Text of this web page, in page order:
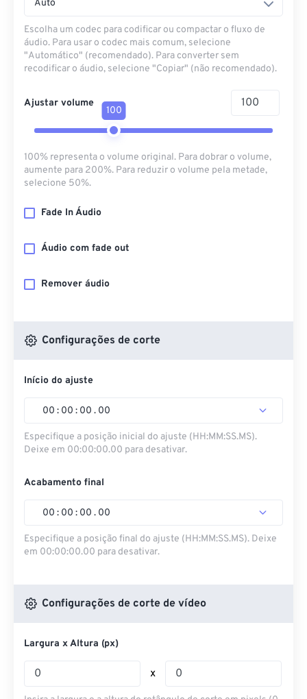
Auto
Escolha um codec para codificar ou compactar o fluxo de
áudio. Para usar o codec mais comum, selecione
"Automático" (recomendado). Para converter sem
recodificar o áudio, selecione "Copiar" (não recomendado).
Ajustar volume
100
100% representa o volume original. Para dobrar o volume,
aumente para 200%. Para reduzir o volume pela metade,
selecione 50%.
Fade In Áudio
Áudio com fade out
Remover áudio
Configurações de corte
Início do ajuste
00 : 00 : 00 . 00
Especifique a posição inicial do ajuste (HH:MM:SS.MS).
Deixe em 00:00:00.00 para desativar.
Acabamento final
00 : 00 : 00 . 00
Especifique a posição final do ajuste (HH:MM:SS.MS). Deixe
em 00:00:00.00 para desativar.
Configurações de corte de vídeo
Largura x Altura (px)
x